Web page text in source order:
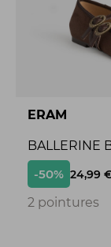
ERAM
BALLERINE
-50% 24,99
2 pointures